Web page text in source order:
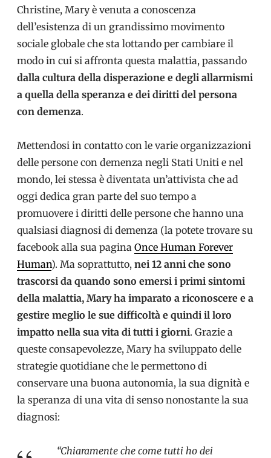
Christine, Mary è venuta a conoscenza
dell’esistenza di un grandissimo movimento
sociale globale che sta lottando per cambiare il
modo in cui si affronta questa malattia, passando
dalla cultura della disperazione e degli allarmismi
a quella della speranza e dei diritti del persona
con demenza.
Mettendosi in contatto con le varie organizzazioni
delle persone con demenza negli Stati Uniti e nel
mondo, lei stessa è diventata un’attivista che ad
oggi dedica gran parte del suo tempo a
promuovere i diritti delle persone che hanno una
qualsiasi diagnosi di demenza (la potete trovare su
facebook alla sua pagina Once Human Forever
Human). Ma soprattutto, nei 12 anni che sono
trascorsi da quando sono emersi i primi sintomi
della malattia, Mary ha imparato a riconoscere e a
gestire meglio le sue difficoltà e quindi il loro
impatto nella sua vita di tutti i giorni. Grazie a
queste consapevolezze, Mary ha sviluppato delle
strategie quotidiane che le permettono di
conservare una buona autonomia, la sua dignità e
la speranza di una vita di senso nonostante la sua
diagnosi:
“Chiaramente che come tutti ho dei